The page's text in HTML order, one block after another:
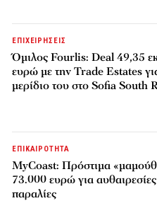
ΕΠΙΧΕΙΡΗΣΕΙΣ
Όμιλος Fourlis: Deal 49,35
ευρώ με την Trade Estates
μερίδιο του στο Sofia South
ΕΠΙΚΑΙΡΟΤΗΤΑ
MyCoast: Πρόστιμα
73.000 ευρώ για αυθαιρεσίες
παραλίες